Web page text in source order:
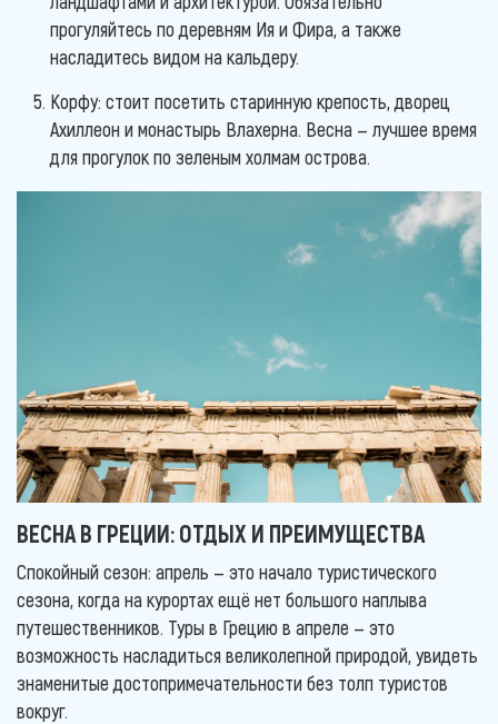
прогуляйтесь по деревням Ия и Фира, а также
насладитесь видом на кальдеру.
Корфу: стоит посетить старинную крепость, дворец
Ахиллеон и монастырь Влахерна. Весна — лучшее время
для прогулок по зеленым холмам острова.
ВЕСНА В ГРЕЦИИ: ОТДЫХ И ПРЕИМУЩЕСТВА
Спокойный сезон: апрель — это начало туристического
сезона, когда на курортах ещё нет большого наплыва
путешественников. Туры в Грецию в апреле — это
возможность насладиться великолепной природой, увидеть
знаменитые достопримечательности без толп туристов
вокруг.